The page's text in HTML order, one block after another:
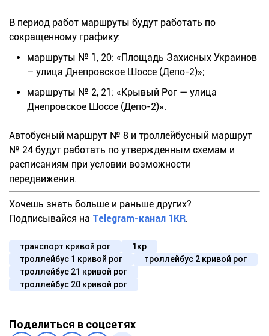
В период работ маршруты будут работать по
сокращенному графику:
маршруты № 1, 20: «Площадь Захисных Украинов
– улица Днепровское Шоссе (Депо-2)»;
маршруты № 2, 21: «Крывый Рог — улица
Днепровское Шоссе (Депо-2)».
Автобусный маршрут № 8 и троллейбусный маршрут
№ 24 будут работать по утвержденным схемам и
расписаниям при условии возможности
передвижения.
Хочешь знать больше и раньше других?
Подписывайся на Telegram-канал 1KR.
транспорт кривой рог
1кр
троллейбус 1 кривой рог
троллейбус 2 кривой рог
троллейбус 21 кривой рог
троллейбус 20 кривой рог
Поделиться в соцсетях